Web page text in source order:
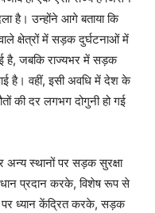
है। उन्होंने आगे बताया कि
क्षेत्रों में सड़क दुर्घटनाओं में
है, जबकि राज्यभर में सड़क
है। वहीं, इसी अवधि में देश के
की दर लगभग दोगुनी हो गई
स्थानों पर सड़क सुरक्षा
प्रदान करके, विशेष रूप से
पर ध्यान केंद्रित करके, सड़क